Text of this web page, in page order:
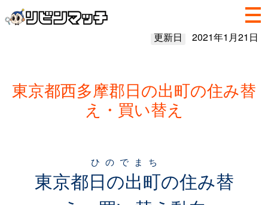
更新日 2021年1月21日
東京都西多摩郡日の出町の住み替
え・買い替え
東京都日の出町
ひのでまち
の住み替